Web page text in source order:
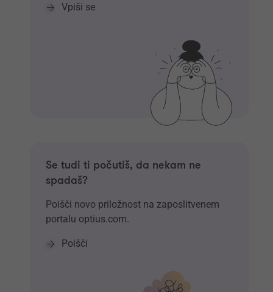
Vpiši se
Se tudi ti počutiš, da nekam ne
spadaš?
Poišči novo priložnost na zaposlitvenem
portalu optius.com.
Poišči